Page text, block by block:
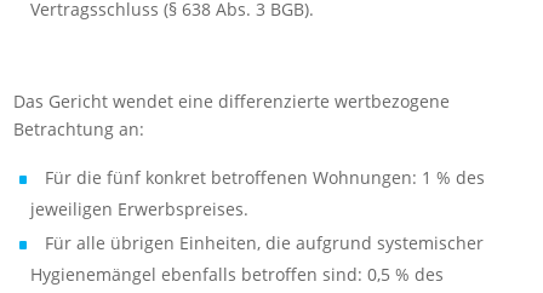
Vertragsschluss (§ 638 Abs. 3 BGB).
Das Gericht wendet eine differenzierte wertbezogene
Betrachtung an:
Für die fünf konkret betroffenen Wohnungen: 1 % des
jeweiligen Erwerbspreises.
Für alle übrigen Einheiten, die aufgrund systemischer
Hygienemängel ebenfalls betroffen sind: 0,5 % des